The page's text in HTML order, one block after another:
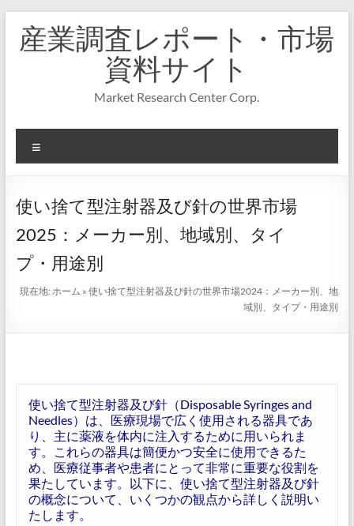
キ
プ
産業調査レポート・市場
資料サイト
Market Research Center Corp.
ニ
ー
使い捨て型注射器及び針の世界市場
2025：メーカー別、地域別、タイ
プ・用途別
現在地:ホーム »使い捨て型注射器及び針の世界市場2024：メーカー別、地
域別、タイプ・用途別
使い捨て型注射器及び針（Disposable Syringes and
Needles）は、医療現場で広く使用される器具であ
り、主に薬液を体内に注入するために用いられま
す。これらの器具は簡便かつ安全に使用できるた
め、医療従事者や患者にとって非常に重要な役割を
果たしています。以下に、使い捨て型注射器及び針
の概念について、いくつかの観点から詳しく説明い
たします。